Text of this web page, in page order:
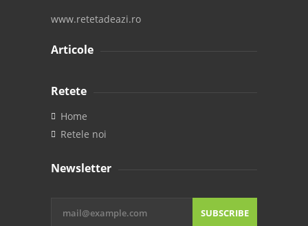
www.retetadeazi.ro
Articole
Retete
Home
Retele noi
Newsletter
SUBSCRIBE